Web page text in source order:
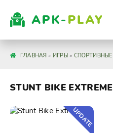
APK-PLAY
ГЛАВНАЯ » ИГРЫ» СПОРТИВНЫЕ
STUNT BIKE EXTREME
UPDATE